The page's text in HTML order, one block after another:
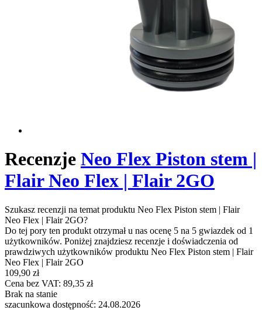
Recenzje Neo Flex Piston stem |
Flair Neo Flex | Flair 2GO
Szukasz recenzji na temat produktu Neo Flex Piston stem | Flair
Neo Flex | Flair 2GO?
Do tej pory ten produkt otrzymał u nas ocenę 5 na 5 gwiazdek od 1
użytkowników. Poniżej znajdziesz recenzje i doświadczenia od
prawdziwych użytkowników produktu Neo Flex Piston stem | Flair
Neo Flex | Flair 2GO
109,90 zł
Cena bez VAT: 89,35 zł
Brak na stanie
szacunkowa dostępność: 24.08.2026